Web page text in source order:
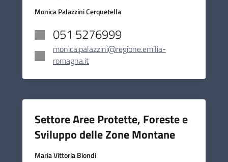
Monica Palazzini Cerquetella
051 5276999
monica.palazzini@regione.emilia-
romagna.it
Settore Aree Protette, Foreste e
Sviluppo delle Zone Montane
Maria Vittoria Biondi